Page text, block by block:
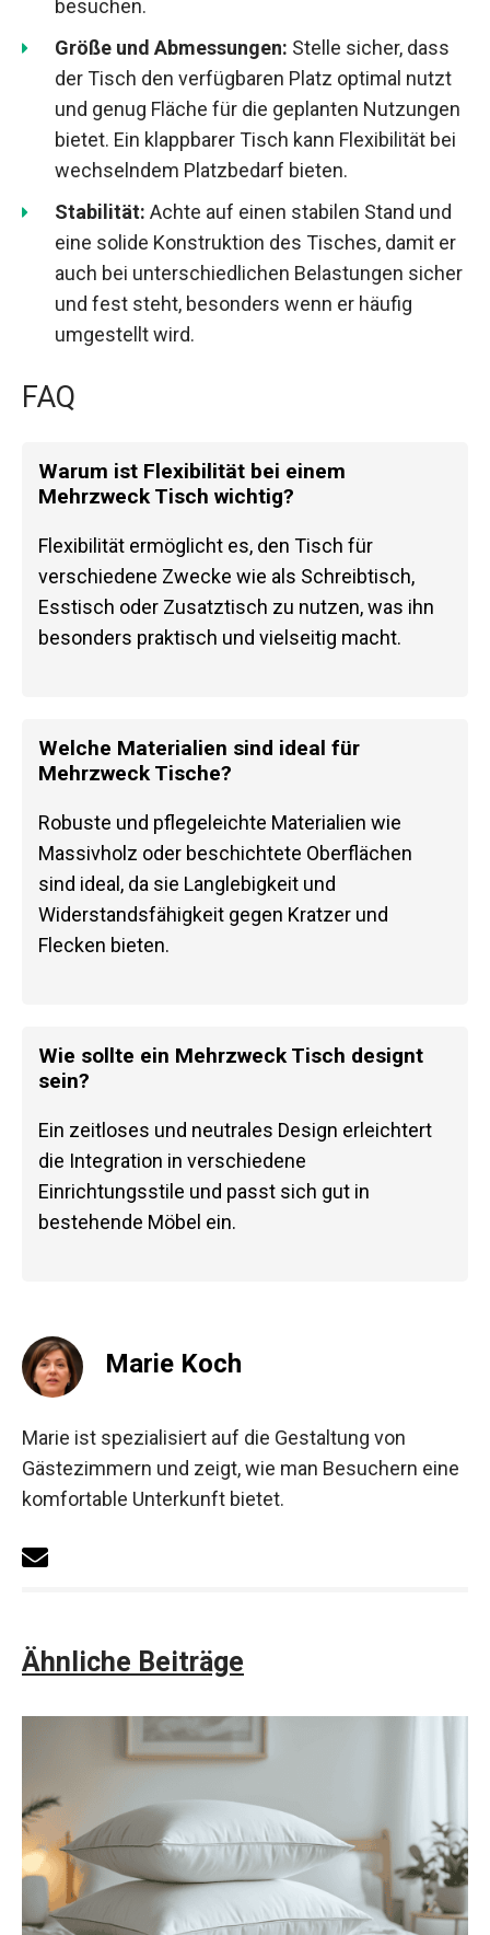
besuchen.
Größe und Abmessungen: Stelle sicher, dass
der Tisch den verfügbaren Platz optimal nutzt
und genug Fläche für die geplanten Nutzungen
bietet. Ein klappbarer Tisch kann Flexibilität bei
wechselndem Platzbedarf bieten.
Stabilität: Achte auf einen stabilen Stand und
eine solide Konstruktion des Tisches, damit er
auch bei unterschiedlichen Belastungen sicher
und fest steht, besonders wenn er häufig
umgestellt wird.
FAQ
Warum ist Flexibilität bei einem
Mehrzweck Tisch wichtig?
Flexibilität ermöglicht es, den Tisch für
verschiedene Zwecke wie als Schreibtisch,
Esstisch oder Zusatztisch zu nutzen, was ihn
besonders praktisch und vielseitig macht.
Welche Materialien sind ideal für
Mehrzweck Tische?
Robuste und pflegeleichte Materialien wie
Massivholz oder beschichtete Oberflächen
sind ideal, da sie Langlebigkeit und
Widerstandsfähigkeit gegen Kratzer und
Flecken bieten.
Wie sollte ein Mehrzweck Tisch designt
sein?
Ein zeitloses und neutrales Design erleichtert
die Integration in verschiedene
Einrichtungsstile und passt sich gut in
bestehende Möbel ein.
Marie Koch
Marie ist spezialisiert auf die Gestaltung von
Gästezimmern und zeigt, wie man Besuchern eine
komfortable Unterkunft bietet.
Ähnliche Beiträge